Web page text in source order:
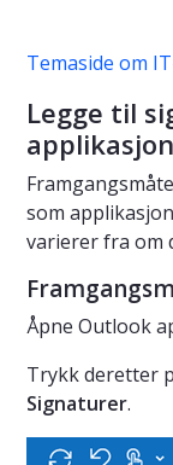
Temaside om
Legge til
som
varierer fra om
Åpne Outlook
Trykk deretter
Signaturer.